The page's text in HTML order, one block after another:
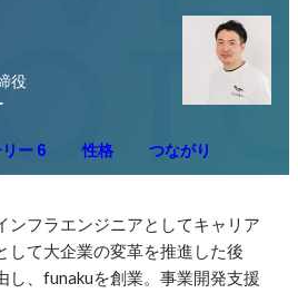
役
ー 6 性格 つながり
ンフラエンジニアとしてキャリア
して大企業の変革を推進した後
し、funakuを創業。事業開発支援